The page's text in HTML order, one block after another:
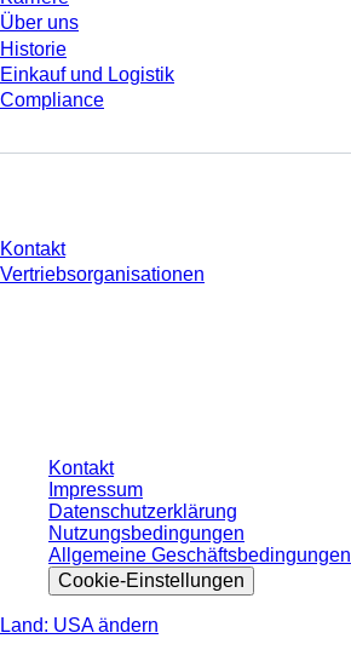
Über uns
Historie
Einkauf und Logistik
Compliance
Kontakt
Vertriebsorganisationen
Kontakt
Impressum
Datenschutzerklärung
Nutzungsbedingungen
Allgemeine Geschäftsbedingungen
Cookie-Einstellungen
Land: USA ändern